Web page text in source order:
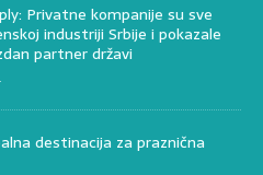
Privatne kompanije su sve
industriji Srbije i pokazale
partner državi
destinacija za praznična